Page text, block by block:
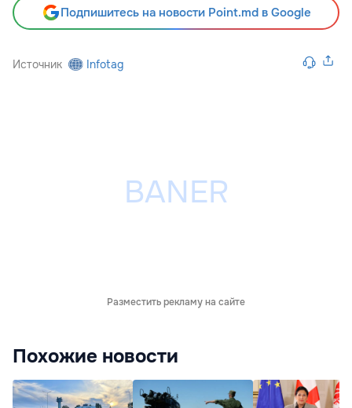
Подпишитесь на новости Point.md в Google
Источник Infotag
Разместить рекламу на сайте
Похожие новости